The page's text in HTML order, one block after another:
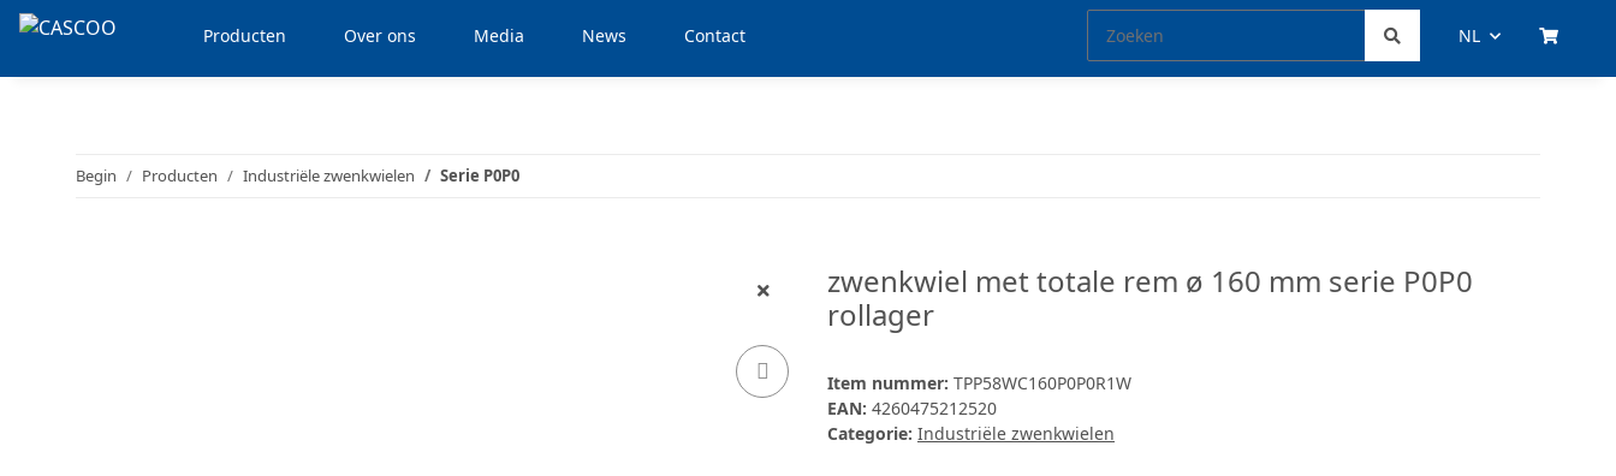
NL
Producten Over ons Media News Contact
Begin Producten Industriële zwenkwielen Serie P0P0
zwenkwiel met totale rem ø 160 mm serie P0P0
rollager
Item nummer: TPP58WC160P0P0R1W
EAN: 4260475212520
Categorie: Industriële zwenkwielen